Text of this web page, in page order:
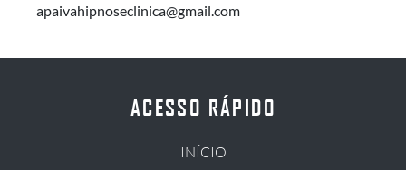
apaivahipnoseclinica@gmail.com
ACESSO RÁPIDO
INÍCIO